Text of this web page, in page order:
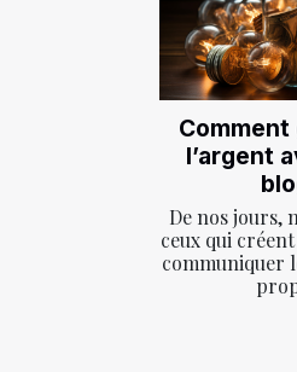
Comment
l’argent
De nos jours,
ceux qui
communiquer